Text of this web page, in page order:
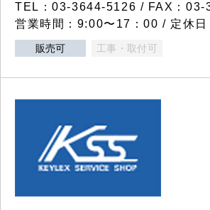
TEL：03-3644-5126 / FAX：03-
営業時間：9:00〜17：00 / 定休日
販売可 工事・取付可